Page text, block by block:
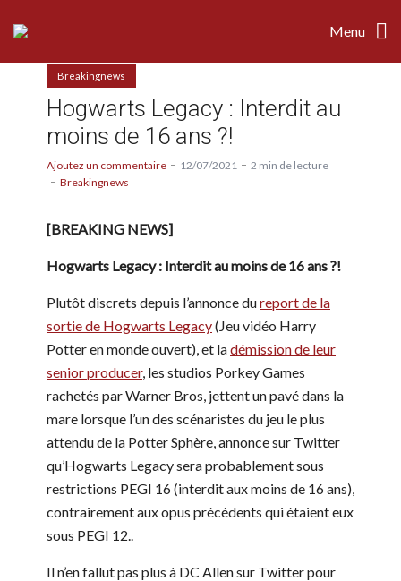
Menu
Breakingnews
Hogwarts Legacy : Interdit au
moins de 16 ans ?!
Ajoutez un commentaire 12/07/2021
2 min de lecture
Breakingnews
[BREAKING NEWS]
Hogwarts Legacy : Interdit au moins de 16 ans ?!
Plutôt discrets depuis l’annonce dureport de la
sortie de Hogwarts Legacy(Jeu vidéo Harry
Potter en monde ouvert), et ladémission de leur
senior producer, les studios Porkey Games
rachetés par Warner Bros, jettent un pavé dans la
mare lorsque l’un des scénaristes du jeu le plus
attendu de la Potter Sphère, annonce sur Twitter
qu’Hogwarts Legacy sera probablement sous
restrictions PEGI 16 (interdit aux moins de 16 ans),
contrairement aux opus précédents qui étaient eux
sous PEGI 12..
Il n’en fallut pas plus à DC Allen sur Twitter pour